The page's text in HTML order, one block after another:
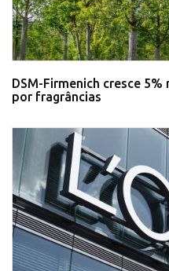
DSM-Firmenich cresce
por fragrâncias